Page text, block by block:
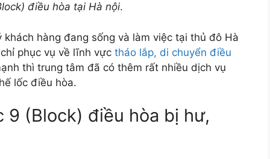
điều hòa tại Hà nội.
hàng đang sống và làm việc tại thủ đô Hà
phục vụ về lĩnh vực tháo lắp, di chuyển điều
thì trung tâm đã có thêm rất nhiều dịch vụ
lốc điều hòa.
9 (Block) điều hòa bị hư,